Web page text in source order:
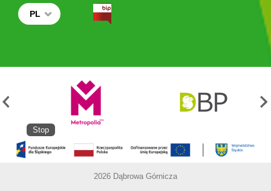
PL
Stop
2026 Dąbrowa Górnicza